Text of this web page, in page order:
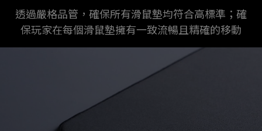
透過嚴格品管，確保所有滑鼠墊均符合高標準；確
保玩家在每個滑鼠墊擁有一致流暢且精確的移動